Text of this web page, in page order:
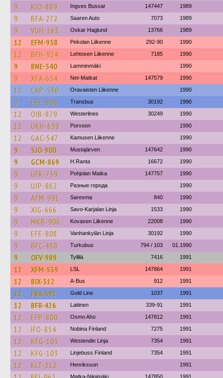
9 KIO-889 Ingves Bussar 147447 1989
9 BFA-272 Saaren Auto 7073 1989
9 VUH-163 Oskar Haglund 13766 1989
12 EFM-958 Pekolan Liikenne 292-90 1990
12 BFH-924 Lehtosen Liikenne 7185 1990
9 BNE-540 Lamminmäki 1990
9 XFA-654 Net-Matkat 147579 1990
12 CAP-530 Oravaisten Liikenne 1990
9 EFE-808 Transbus 30192 1990
12 OIB-879 Westerlines 30249 1990
12 UKH-639 Porvoon 1990
12 GAC-547 Kamusen Liikenne 1990
9 SJO-900 Mustajärven 147642 1990
9 GCM-869 H.Ranta 16672 1990
9 UFK-759 Pohjolan Matka 147757 1990
9 UJP-862 Разные города 1990
9 AFM-991 Saresma 840 1990
9 XIG-666 Savo-Karjalan Linja 1533 1990
9 MKB-906 Kovasen Liikenne 22008 1990
9 EFE-808 Vanhankylän Linja 30192 1990
9 BFC-450 Turkubus 794 / 103 01.1990
9 OFV-989 Tyllilä 7416 1991
12 XFM-539 LSL 147864 1991
12 BIX-312 A-Bus 912 1991
12 FBA-391 Gold Line 1037 1991
12 BFR-426 Laitinen 339-91 1991
12 EFP-800 Osmo Aho 147812 1991
12 IFO-854 Nobina Finland 7275 1991
12 KFG-103 Westendin Linja 7354 1991
12 KFG-103 Linjebuss Finland 7354 1991
12 KLT-212 Henriksson 1991
Matka-Niinimäki 147850 1991